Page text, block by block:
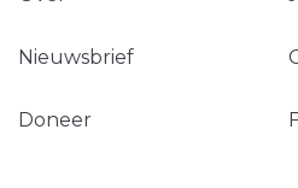
Nieuwsbrief
Doneer